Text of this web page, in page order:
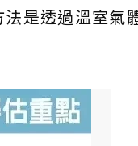
是透過溫室氣